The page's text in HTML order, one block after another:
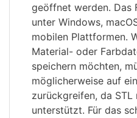
geöffnet werden. Das
unter Windows,
mobilen Plattformen.
Material- oder
speichern möchten,
möglicherweise auf
zurückgreifen, da
unterstützt. Für das